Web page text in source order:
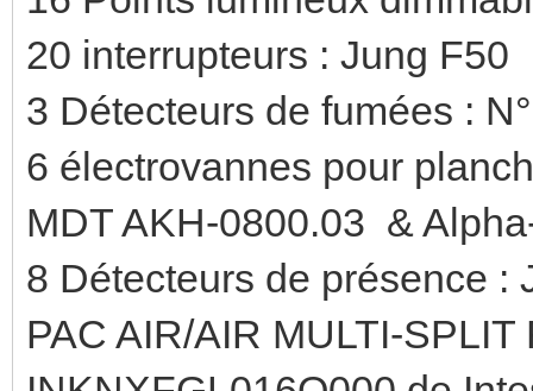
20 interrupteurs : Jung F50
3 Détecteurs de fumées :
6 électrovannes pour
MDT AKH-0800.03 &
8 Détecteurs de présence :
PAC AIR/AIR MULTI-